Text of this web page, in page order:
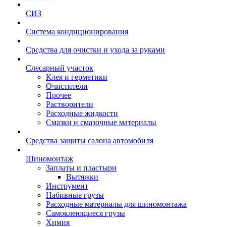
СИЗ
Система кондиционирования
Средства для очистки и ухода за руками
Слесарный участок
Клея и герметики
Очистители
Прочее
Растворители
Расходные жидкости
Смазки и смазочные материалы
Средства защиты салона автомобиля
Шиномонтаж
Заплаты и пластыри
Вытяжки
Инструмент
Набивные грузы
Расходные материалы для шиномонтажа
Самоклеющиеся грузы
Химия